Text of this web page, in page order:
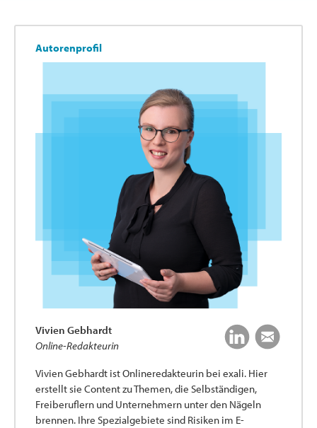
Autorenprofil
Vivien Gebhardt
Online-Redakteurin
Vivien Gebhardt ist Onlineredakteurin bei exali. Hier
erstellt sie Content zu Themen, die Selbständigen,
Freiberuflern und Unternehmern unter den Nägeln
brennen. Ihre Spezialgebiete sind Risiken im E-